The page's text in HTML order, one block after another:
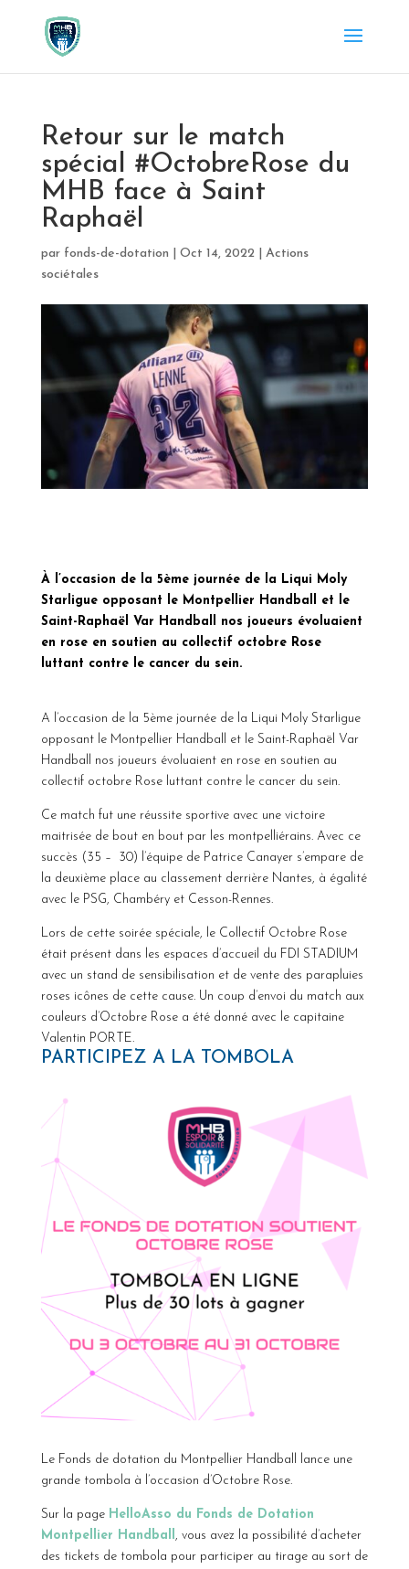
Retour sur le match
spécial #OctobreRose du
MHB face à Saint
Raphaël
par fonds-de-dotation Oct 14, 2022| Actions
sociétales
À l’occasion de la 5ème journée de la Liqui Moly
Starligue opposant le Montpellier Handball et le
Saint-Raphaël Var Handball nos joueurs évoluaient
en rose en soutien au collectif octobre Rose
luttant contre le cancer du sein.
A l’occasion de la 5ème journée de la Liqui Moly Starligue
opposant le Montpellier Handball et le Saint-Raphaël Var
Handball nos joueurs évoluaient en rose en soutien au
collectif octobre Rose luttant contre le cancer du sein.
Ce match fut une réussite sportive avec une victoire
maitrisée de bout en bout par les montpelliérains. Avec ce
succès (35 – 30) l’équipe de Patrice Canayer s’empare de
la deuxième place au classement derrière Nantes, à égalité
avec le PSG, Chambéry et Cesson-Rennes.
Lors de cette soirée spéciale, le Collectif Octobre Rose
était présent dans les espaces d’accueil du FDI STADIUM
avec un stand de sensibilisation et de vente des parapluies
roses icônes de cette cause. Un coup d’envoi du match aux
couleurs d’Octobre Rose a été donné avec le capitaine
Valentin PORTE.
PARTICIPEZ A LA TOMBOLA
Le Fonds de dotation du Montpellier Handball lance une
grande tombola à l’occasion d’Octobre Rose.
Sur la page HelloAsso du Fonds de Dotation
Montpellier Handball , vous avez la possibilité d’acheter
des tickets de tombola pour participer au tirage au sort de